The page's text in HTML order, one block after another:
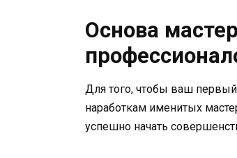
Основа
Для того, чтобы ваш
наработкам именитых
успешно начать